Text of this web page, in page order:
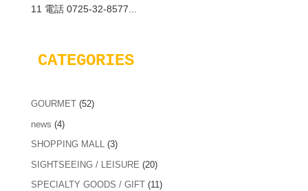
11 電話 0725-32-8577...
CATEGORIES
GOURMET(52)
news (4)
SHOPPING MALL(3)
SIGHTSEEING / LEISURE (20)
SPECIALTY GOODS / GIFT(11)